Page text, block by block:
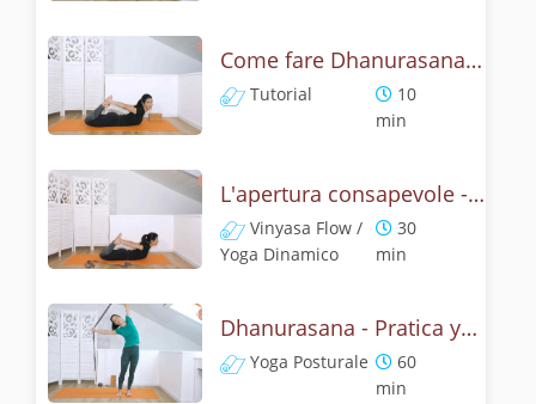
Come fare Dhanurasana, la posizione dell' arco? Tutorial
Tutorial
10
min
L'apertura consapevole - Pratica con dhanurasana
Vinyasa Flow /
Yoga Dinamico
30
min
Dhanurasana - Pratica yoga con la tecnica dell'arco
Yoga Posturale
60
min